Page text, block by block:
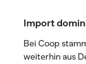
Import
Bei Coop
weiterhin aus